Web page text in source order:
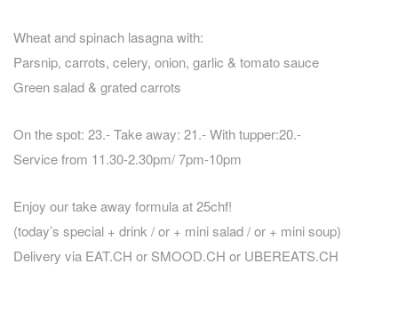
Wheat and spinach lasagna with:
Parsnip, carrots, celery, onion, garlic & tomato sauce
Green salad & grated carrots
On the spot: 23.- Take away: 21.- With tupper:20.-
Service from 11.30-2.30pm/ 7pm-10pm
Enjoy our take away formula at 25chf!
(today’s special + drink / or + mini salad / or + mini soup)
Delivery via EAT.CH or SMOOD.CH or UBEREATS.CH